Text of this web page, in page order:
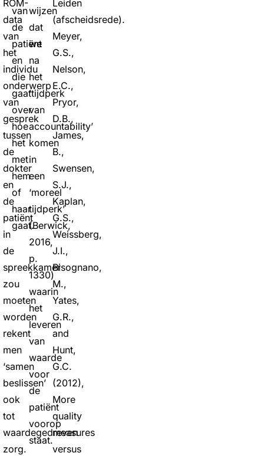
ROM-
data
van
het
individu
onderwerp
van
gesprek
tussen
de
dokter
en
de
patiënt
in
de
spreekkamer
zou
moeten
worden
rekent
men
‘samen
beslissen’
ook
tot
waardegedreven
zorg.
van
de
patiënt
en
die
gaat
over
hoe
het
met
hem
of
haar
gaat.
wijzen
dat
we
na
het
‘tijdperk
van
accountability’
komen
in
een
‘moreel
tijdperk’
(Berwick,
2016,
p.
1330)
waarin
het
leveren
van
waarde
voor
de
patiënt
voorop
staat.
Leiden
(afscheidsrede).
Meyer,
G.S.,
Nelson,
E.C.,
Pryor,
D.B.,
James,
B.,
Swensen,
S.J.,
Kaplan,
G.S.,
Weissberg,
J.I.,
Bisognano,
M.,
Yates,
G.R.,
and
Hunt,
G.C.
(2012),
More
quality
measures
versus